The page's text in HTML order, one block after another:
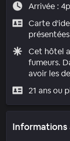
Arrivée :
Carte
Cet hôtel
fumeurs.
avoir les
21 ans ou
Informations